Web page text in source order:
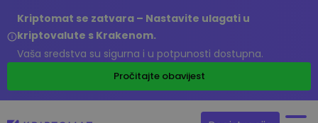
Kriptomat se zatvara – Nastavite ulagati u
kriptovalute s Krakenom.
Vaša sredstva su sigurna i u potpunosti dostupna.
Pročitajte obavijest